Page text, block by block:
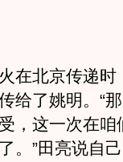
北京传递时
给了姚明。“
，这一次在咱
。”田亮说自